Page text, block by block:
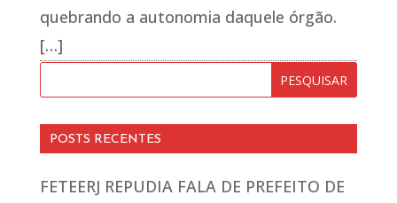
quebrando a autonomia daquele órgão.
[…]
POSTS RECENTES
FETEERJ REPUDIA FALA DE PREFEITO DE